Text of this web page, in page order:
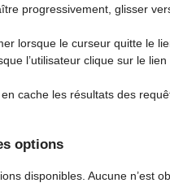
progressivement, glisser
lorsque le curseur quitte le
l’utilisateur clique sur le lien
cache les résultats des
options
disponibles. Aucune n’est